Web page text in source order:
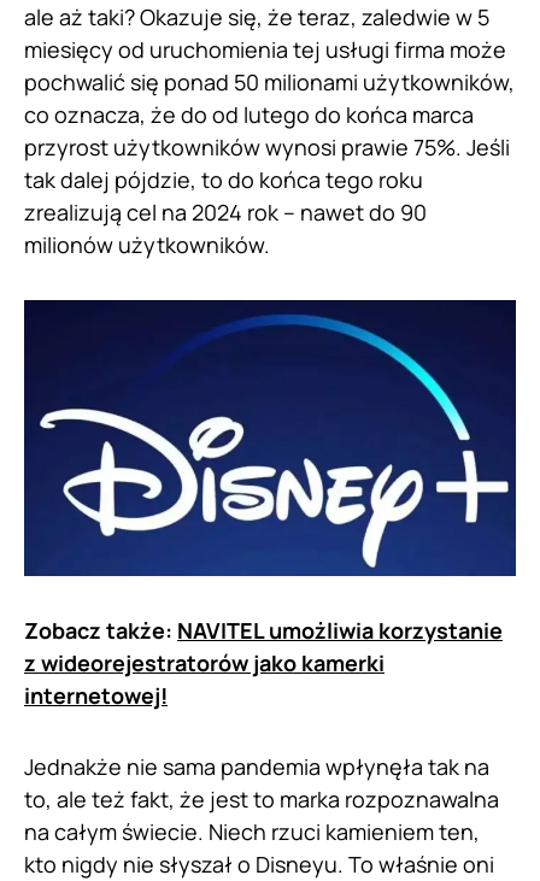
ale aż taki? Okazuje się, że teraz, zaledwie w 5
miesięcy od uruchomienia tej usługi firma może
pochwalić się ponad 50 milionami użytkowników,
co oznacza, że do od lutego do końca marca
przyrost użytkowników wynosi prawie 75%. Jeśli
tak dalej pójdzie, to do końca tego roku
zrealizują cel na 2024 rok – nawet do 90
milionów użytkowników.
Zobacz także: NAVITEL umożliwia korzystanie
z wideorejestratorów jako kamerki
internetowej!
Jednakże nie sama pandemia wpłynęła tak na
to, ale też fakt, że jest to marka rozpoznawalna
na całym świecie. Niech rzuci kamieniem ten,
kto nigdy nie słyszał o Disneyu. To właśnie oni